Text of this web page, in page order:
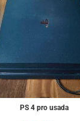
PS 4 pro usada